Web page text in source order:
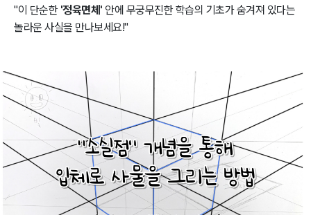
"이 단순한 '정육면체' 안에 무궁무진한 학습의 기초가 숨겨져 있다는
놀라운 사실을 만나보세요!"